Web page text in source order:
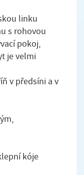
linku
s rohovou
pokoj,
je velmi
v předsíni a v
kóje